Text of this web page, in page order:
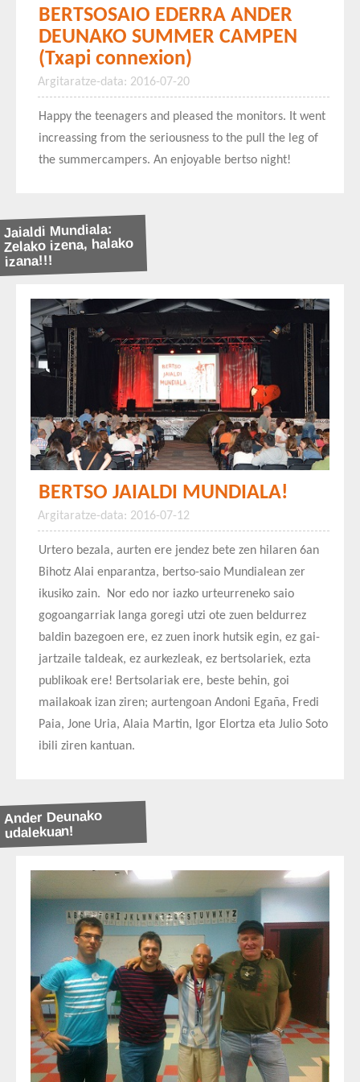
BERTSOSAIO EDERRA ANDER
DEUNAKO SUMMER CAMPEN
(Txapi connexion)
Argitaratze-data: 2016-07-20
Happy the teenagers and pleased the monitors. It went
increassing from the seriousness to the pull the leg of
the summercampers. An enjoyable bertso night!
Jaialdi Mundiala:
Zelako izena, halako
izana!!!
BERTSO JAIALDI MUNDIALA!
Argitaratze-data: 2016-07-12
Urtero bezala, aurten ere jendez bete zen hilaren 6an
Bihotz Alai enparantza, bertso-saio Mundialean zer
ikusiko zain. Nor edo nor iazko urteurreneko saio
gogoangarriak langa goregi utzi ote zuen beldurrez
baldin bazegoen ere, ez zuen inork hutsik egin, ez gai-
jartzaile taldeak, ez aurkezleak, ez bertsolariek, ezta
publikoak ere! Bertsolariak ere, beste behin, goi
mailakoak izan ziren; aurtengoan Andoni Egaña, Fredi
Paia, Jone Uria, Alaia Martin, Igor Elortza eta Julio Soto
ibili ziren kantuan.
Ander Deunako
udalekuan!